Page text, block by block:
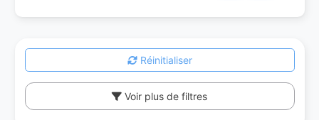
Réinitialiser
Voir plus de filtres